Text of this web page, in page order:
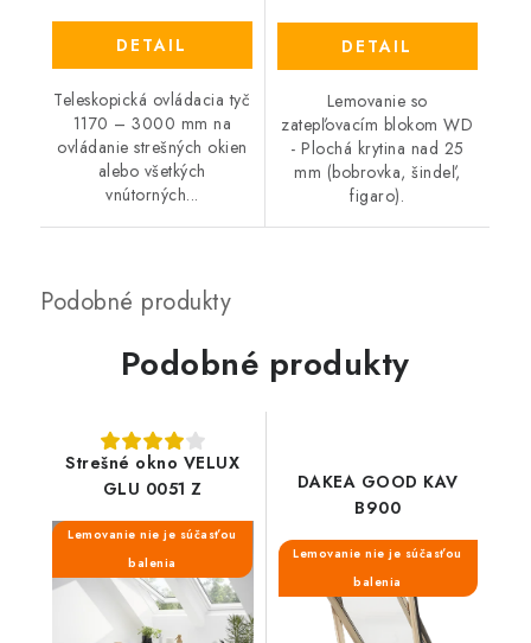
DETAIL
Teleskopická ovládacia tyč
1170 – 3000 mm na
ovládanie strešných okien
alebo všetkých
vnútorných...
DETAIL
Lemovanie so
zatepľovacím blokom WD
- Plochá krytina nad 25
mm (bobrovka, šindeľ,
figaro).
Podobné produkty
Strešné okno VELUX
GLU 0051 Z
Lemovanie nie je súčasťou
balenia
DAKEA GOOD KAV
B900
Lemovanie nie je súčasťou
balenia